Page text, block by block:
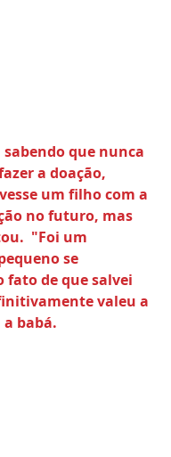
que nunca
a doação,
um filho com a
no futuro, mas
"Foi um
se
fato de que salvei
valeu a
babá.